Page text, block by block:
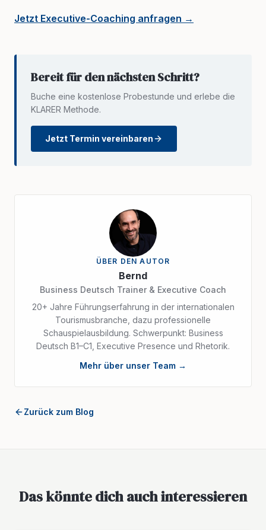
Jetzt Executive-Coaching anfragen →
Bereit für den nächsten Schritt?
Buche eine kostenlose Probestunde und erlebe die
KLARER Methode.
Jetzt Termin vereinbaren
ÜBER DEN AUTOR
Bernd
Business Deutsch Trainer & Executive Coach
20+ Jahre Führungserfahrung in der internationalen
Tourismusbranche, dazu professionelle
Schauspielausbildung. Schwerpunkt: Business
Deutsch B1–C1, Executive Presence und Rhetorik.
Mehr über unser Team →
Zurück zum Blog
Das könnte dich auch interessieren